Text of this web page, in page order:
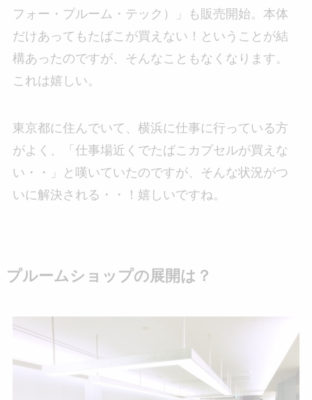
フォー・プルーム・テック）」も販売開始。本体
だけあってもたばこが買えない！ということが結
構あったのですが、そんなこともなくなります。
これは嬉しい。
東京都に住んでいて、横浜に仕事に行っている方
がよく、「仕事場近くでたばこカプセルが買えな
い・・」と嘆いていたのですが、そんな状況がつ
いに解決される・・！嬉しいですね。
プルームショップの展開は？